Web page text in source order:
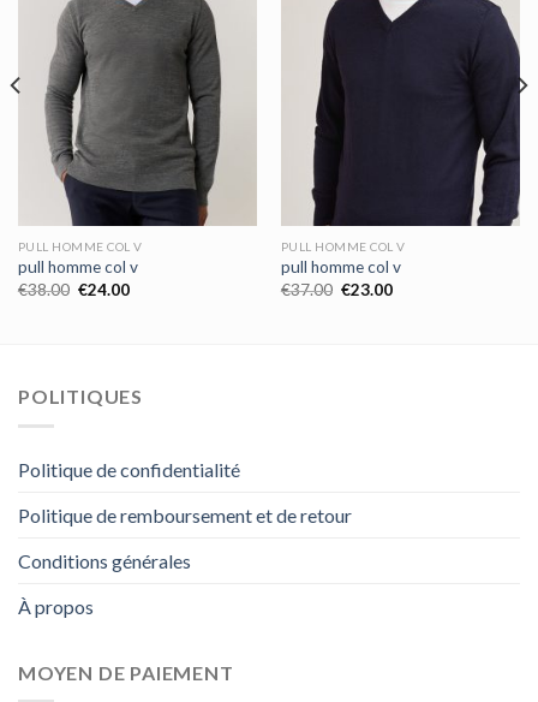
PULL HOMME COL V
pull homme col v
€38.00 €24.00
PULL HOMME COL V
pull homme col v
€37.00 €23.00
POLITIQUES
Politique de confidentialité
Politique de remboursement et de retour
Conditions générales
À propos
MOYEN DE PAIEMENT